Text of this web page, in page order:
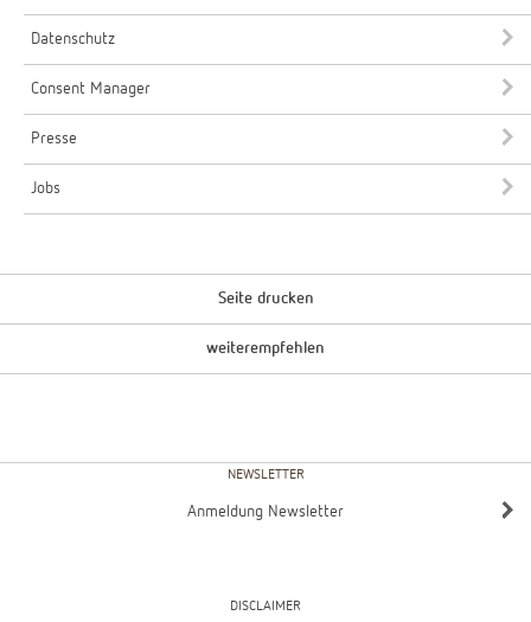
Datenschutz
Consent Manager
Presse
Jobs
Seite drucken
weiterempfehlen
NEWSLETTER
Anmeldung Newsletter
DISCLAIMER